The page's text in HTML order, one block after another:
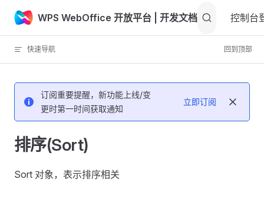
Skip to content
WPS WebOffice 开放平台 | 开发文档 控制台
快速导航 回到顶部
订阅重要提醒，新功能上线/变
更时第一时间获取通知
立即订阅
排序(Sort)
Sort 对象，表示排序相关